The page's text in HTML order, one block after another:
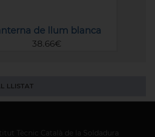
de llum blanca
38.66€
LLISTAT
Tècnic Català de la Soldadura